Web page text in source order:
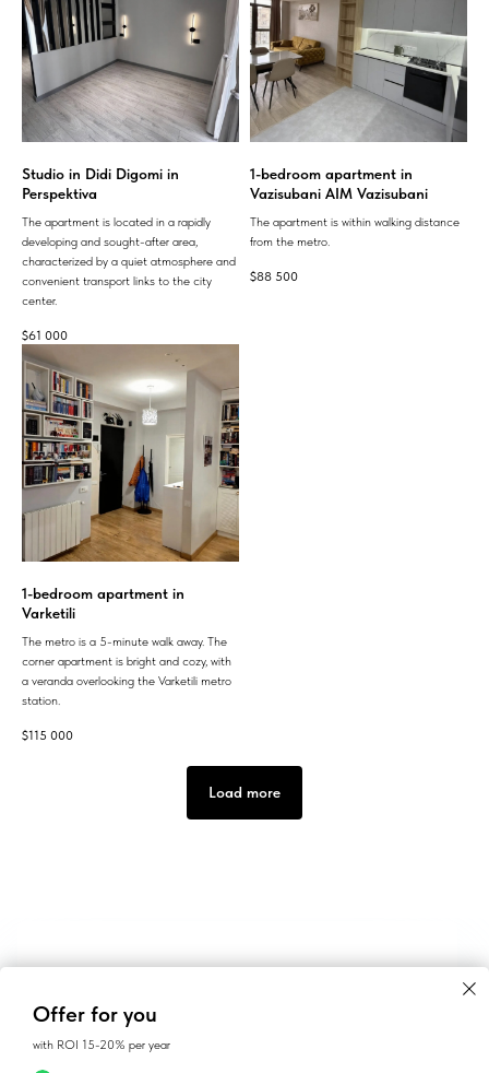
Offer for you
with ROI 15-20% per year
Studio in Didi Digomi in
Perspektiva
The apartment is located in a rapidly
developing and sought-after area,
characterized by a quiet atmosphere and
convenient transport links to the city
center.
$61 000
1-bedroom apartment in
Vazisubani AIM Vazisubani
The apartment is within walking distance
from the metro.
$88 500
1-bedroom apartment in
Varketili
The metro is a 5-minute walk away. The
corner apartment is bright and cozy, with
a veranda overlooking the Varketili metro
station.
$115 000
Load more